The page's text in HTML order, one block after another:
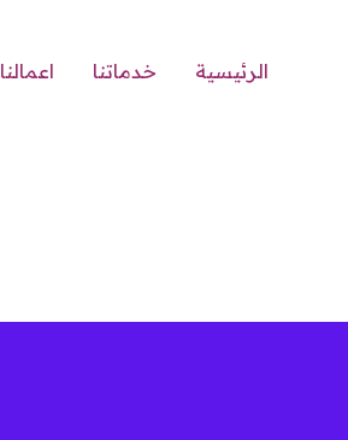
الرئيسية خدماتنا اعمالنا